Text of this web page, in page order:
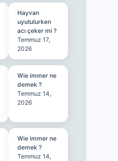
Hayvan
uyutulurken
acı çeker mi ?
Temmuz 17,
2026
Wie immer ne
demek ?
Temmuz 14,
2026
Wie immer ne
demek ?
Temmuz 14,